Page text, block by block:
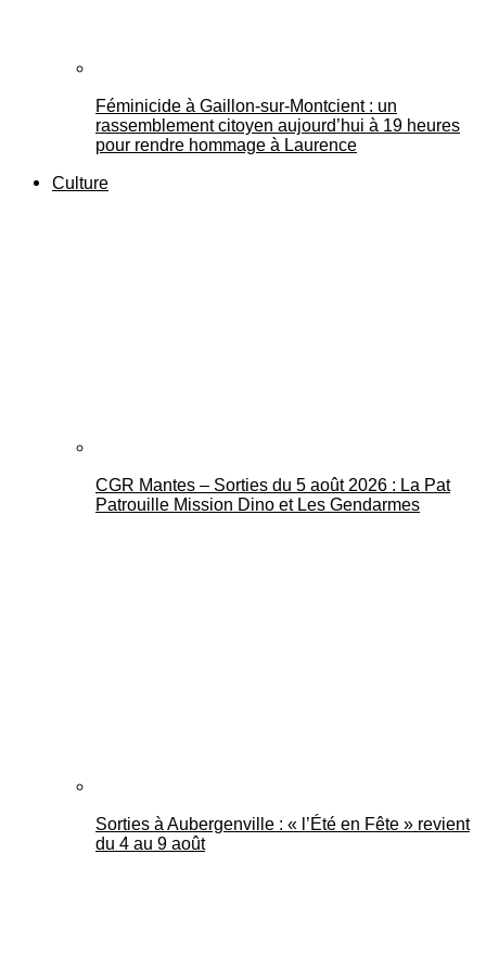
Féminicide à Gaillon‑sur‑Montcient : un
rassemblement citoyen aujourd’hui à 19 heures
pour rendre hommage à Laurence
Culture
CGR Mantes – Sorties du 5 août 2026 : La Pat
Patrouille Mission Dino et Les Gendarmes
Sorties à Aubergenville : « l’Été en Fête » revient
du 4 au 9 août